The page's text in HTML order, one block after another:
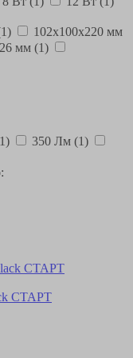
102х100х220 мм
мм (1)
350 Лм (1)
СТАРТ